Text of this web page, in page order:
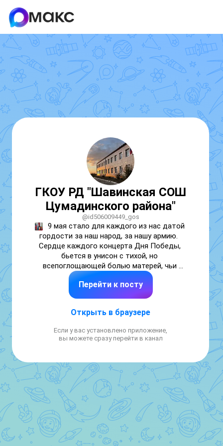
ГКОУ РД "Шавинская СОШ
Цумадинского района"
@id506009449_gos
9 мая стало для каждого из нас датой
гордости за наш народ, за нашу армию.
Сердце каждого концерта Дня Победы,
бьется в унисон с тихой, но
всепоглощающей болью матерей, чьи
сыновья не вернулись с войны.
Их ожидание стало подвигом, их вера –
поколениям. Пусть День Победы станет не
днем глубокого уважения к матерям,
В ГКОУ РД "Шавинская СОШ Цумадинского
района" прошёл праздничный концерт,
посвящённый Дню Победы
Перейти к посту
Открыть в браузере
Если у вас установлено приложение,
вы можете сразу перейти в канал